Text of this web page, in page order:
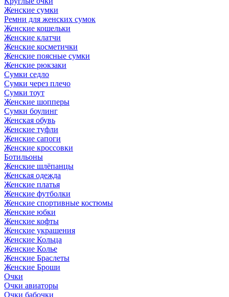
Женские сумки
Ремни для женских сумок
Женские кошельки
Женские клатчи
Женские косметички
Женские поясные сумки
Женские рюкзаки
Сумки седло
Сумки через плечо
Сумки тоут
Женские шопперы
Сумки боулинг
Женская обувь
Женские туфли
Женские сапоги
Женские кроссовки
Ботильоны
Женские шлёпанцы
Женская одежда
Женские платья
Женские футболки
Женские спортивные костюмы
Женские юбки
Женские кофты
Женские украшения
Женские Кольца
Женские Колье
Женские Браслеты
Женские Броши
Очки
Очки авиаторы
Очки бабочки